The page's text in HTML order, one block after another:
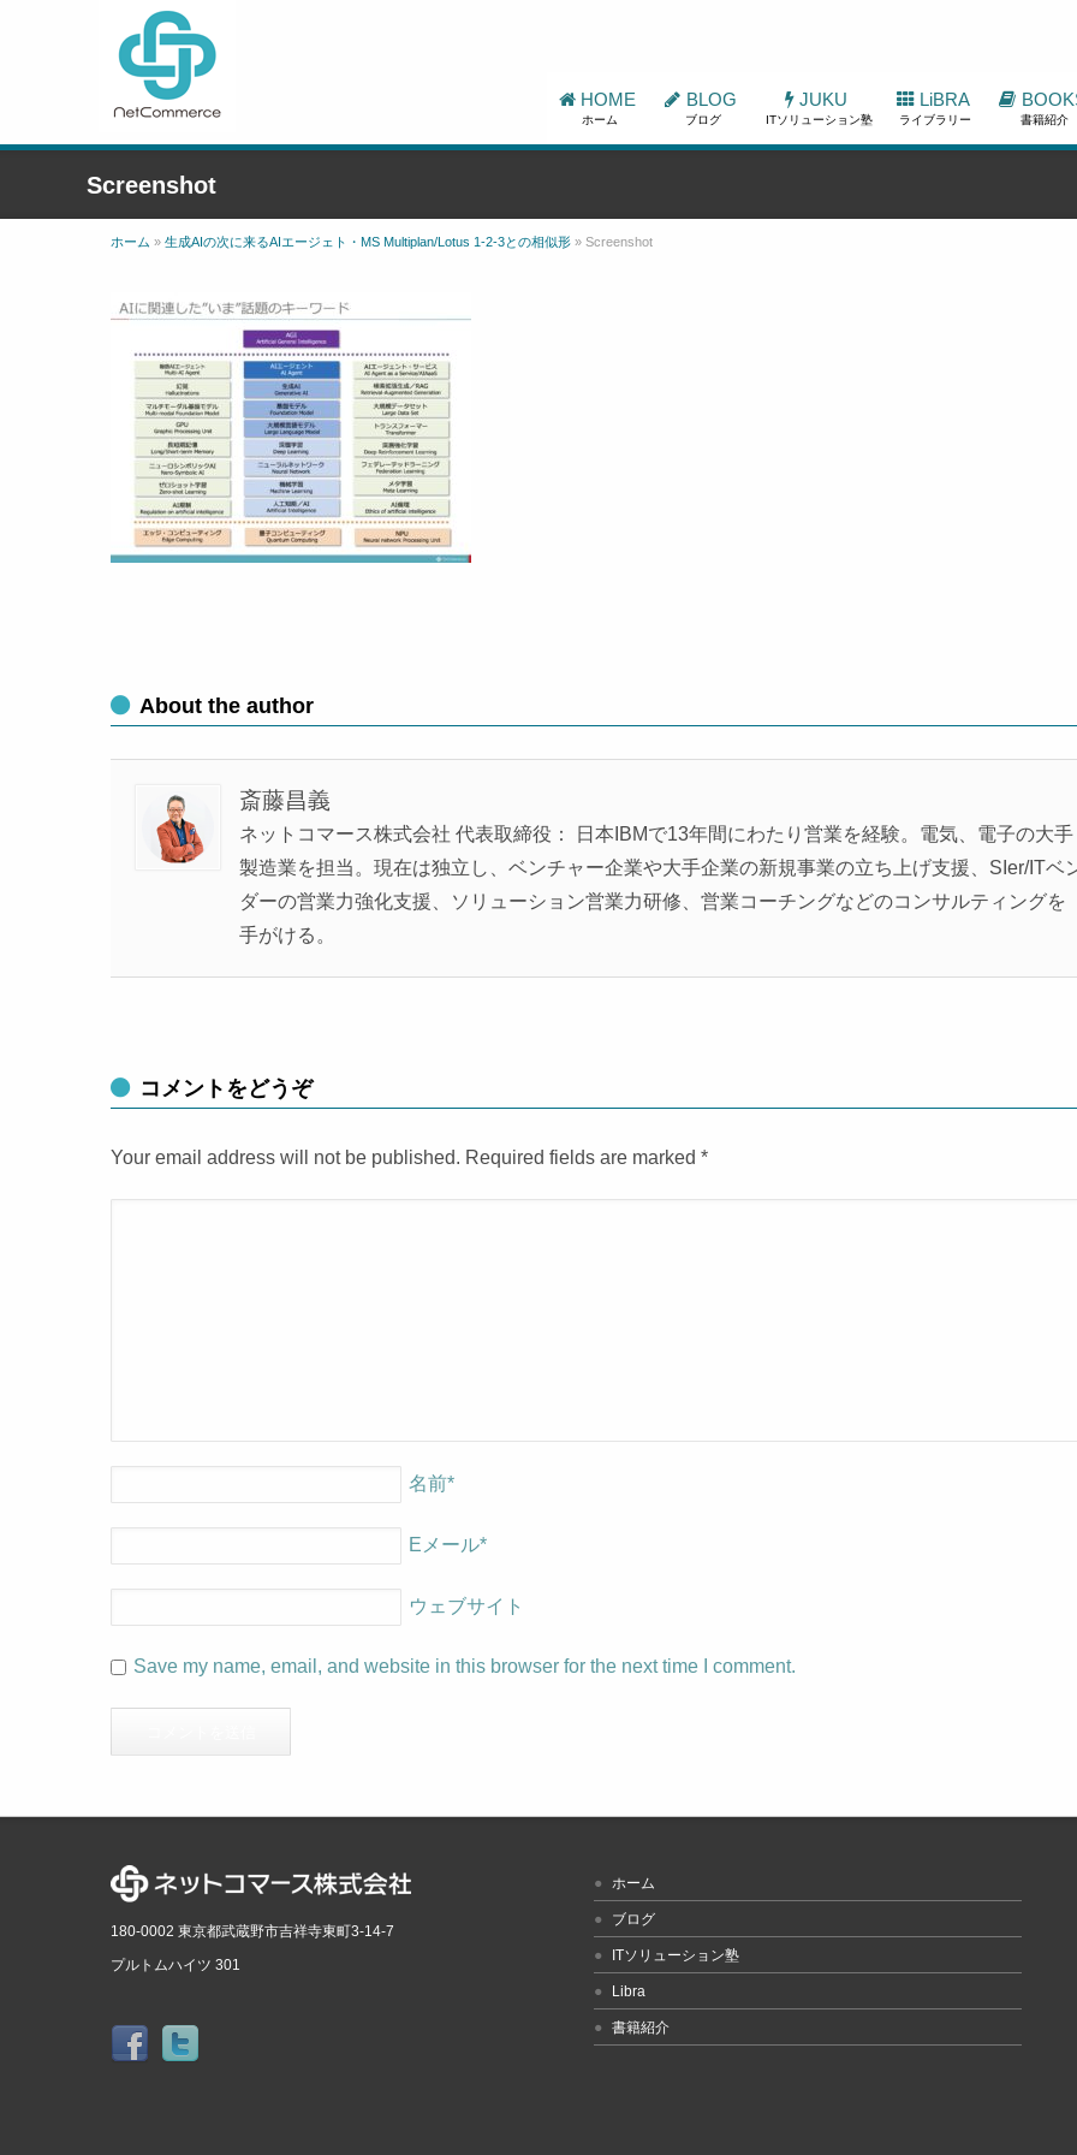
HOME
ホーム
BLOG
ブログ
JUKU
ITソリューション塾
LiBRA
ライブラリー 書籍紹介
Screenshot
ホーム » 生成AIの次に来るAIエージェト・MS Multiplan/Lotus 1-2-3との相似形 » Screenshot
About the author
斎藤昌義
ネットコマース株式会社 代表取締役： 日本IBMで13年間にわたり営業を経験。電気、電子の大手
製造業を担当。現在は独立し、ベンチャー企業や大手企業の新規事業の立ち上げ支援、SIer/ITベ
ダーの営業力強化支援、ソリューション営業力研修、営業コーチングなどのコンサルティングを
手がける。
コメントをどうぞ
Your email address will not be published. Required fields are marked *
名前*
Eメール*
ウェブサイト
Save my name, email, and website in this browser for the next time I comment.
180-0002 東京都武蔵野市吉祥寺東町3-14-7
プルトムハイツ 301
ホーム
ブログ
ITソリューション塾
Libra
書籍紹介